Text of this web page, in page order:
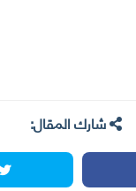
شارك المقال: